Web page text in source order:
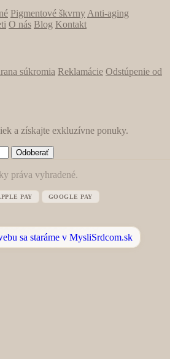
Pigmentové škvrny Anti-aging
O nás Blog Kontakt
súkromia Reklamácie Odstúpenie od
a získajte exkluzívne ponuky.
Odoberať
práva vyhradené.
PAY GOOGLE PAY
sa staráme v MysliSrdcom.sk